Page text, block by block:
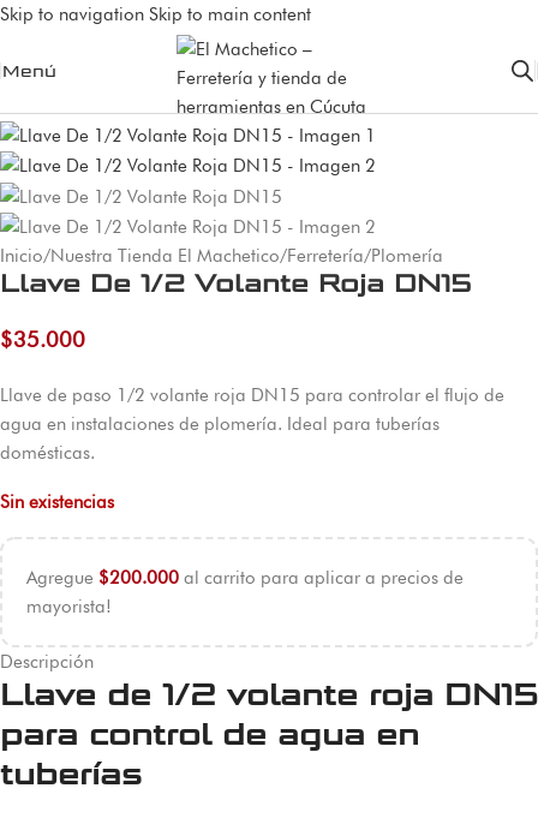
Skip to navigation Skip to main content
Menú
Inicio/Nuestra Tienda El Machetico/Ferretería/Plomería
Llave De 1/2 Volante Roja DN15
$35.000
Llave de paso 1/2 volante roja DN15 para controlar el flujo de
agua en instalaciones de plomería. Ideal para tuberías
domésticas.
Sin existencias
Agregue $200.000 al carrito para aplicar a precios de
mayorista!
Descripción
Llave de 1/2 volante roja DN15
para control de agua en
tuberías